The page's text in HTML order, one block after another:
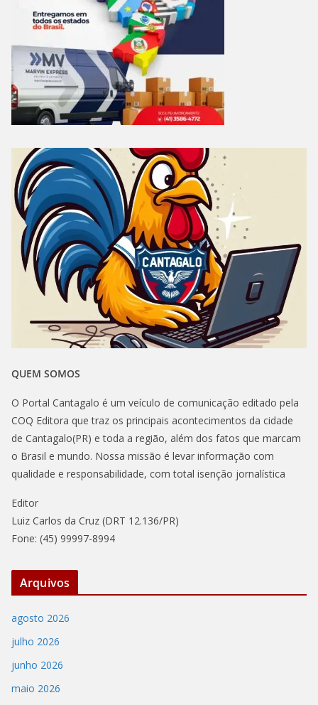
QUEM SOMOS
O Portal Cantagalo é um veículo de comunicação editado pela
COQ Editora que traz os principais acontecimentos da cidade
de Cantagalo(PR) e toda a região, além dos fatos que marcam
o Brasil e mundo. Nossa missão é levar informação com
qualidade e responsabilidade, com total isenção jornalística
Editor
Luiz Carlos da Cruz (DRT 12.136/PR)
Fone: (45) 99997-8994
Arquivos
agosto 2026
julho 2026
junho 2026
maio 2026